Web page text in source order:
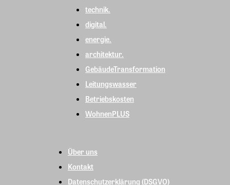
technik.
digital.
energie.
architektur.
GebäudeTransformation
Leitungswasser
Betriebskosten
WohnenPLUS
Über uns
Kontakt
Datenschutzerklärung (DSGVO)